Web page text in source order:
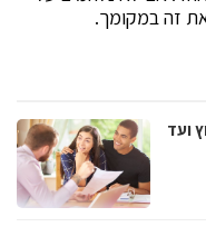
זה במקומך.
ועד